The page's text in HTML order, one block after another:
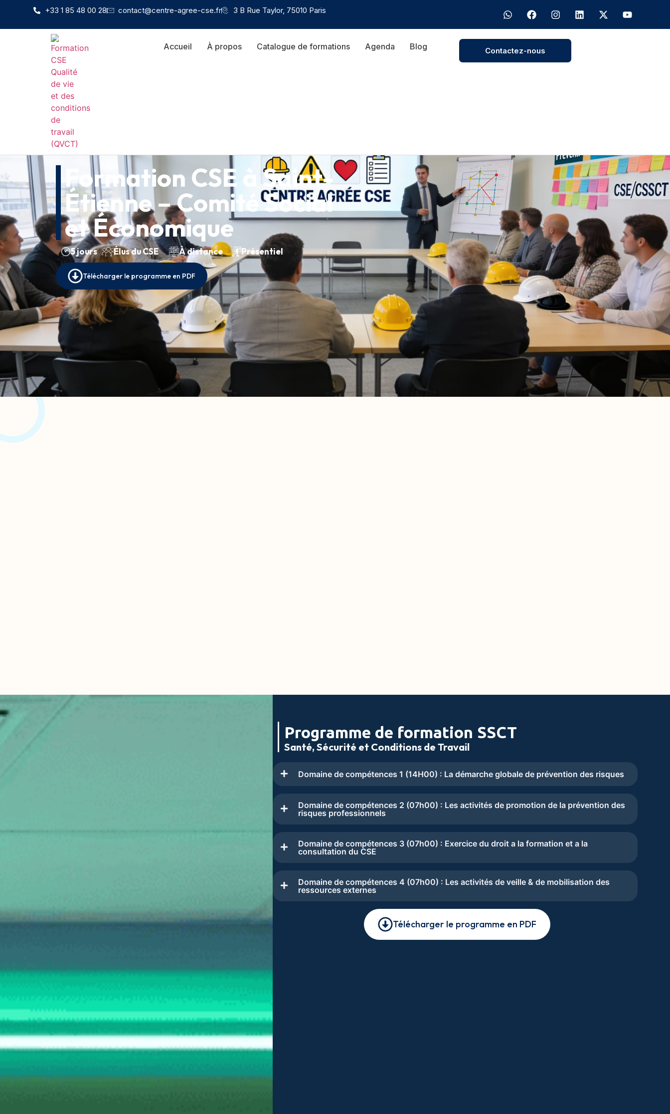
+33 1 85 48 00 28 contact@centre-agree-cse.fr 3 B Rue Taylor, 75010 Paris
Accueil À propos Catalogue de formations Agenda Blog Contactez-nous
Formation CSE à Saint-
Étienne – Comité Social
et Économique
5 jours Élus du CSE À distance Présentiel
Télécharger le programme en PDF
Programme de formation SSCT
Santé, Sécurité et Conditions de Travail
Domaine de compétences 1 (14H00) : La démarche globale de prévention des risques
Domaine de compétences 2 (07h00) : Les activités de promotion de la prévention des
risques professionnels
Domaine de compétences 3 (07h00) : Exercice du droit a la formation et a la
consultation du CSE
Domaine de compétences 4 (07h00) : Les activités de veille & de mobilisation des
ressources externes
Télécharger le programme en PDF